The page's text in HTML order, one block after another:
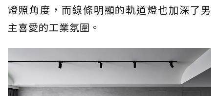
燈照角度，而線條明顯的軌道燈也加深了男
主喜愛的工業氛圍。